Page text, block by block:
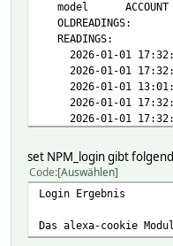
:Sender 1
:Sender 2
:Sender 3
:Sender 4
:Beenden
widgetOverride
model ACCOUNT
OLDREADINGS:
READINGS:
2026-01-01
2026-01-01
2026-01-01
2026-01-01
2026-01-01
set NPM_login gibt
Code Auswählen
Login Ergebnis
Das alexa-cookie